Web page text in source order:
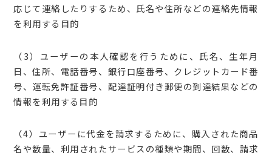
応じて連絡したりするため、氏名や住所などの連絡先情報
を利用する目的
（3）ユーザーの本人確認を行うために、氏名、生年月
日、住所、電話番号、銀行口座番号、クレジットカード番
号、運転免許証番号、配達証明付き郵便の到達結果などの
情報を利用する目的
（4）ユーザーに代金を請求するために、購入された商品
名や数量、利用されたサービスの種類や期間、回数、請求